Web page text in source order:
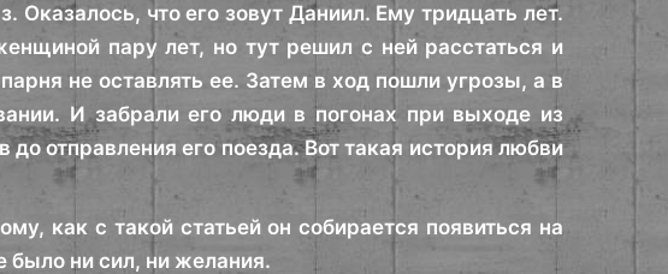
что его зовут Даниил. Ему тридцать лет.
пару лет, но тут решил с ней расстаться и
не оставлять ее. Затем в ход пошли угрозы, а в
И забрали его люди в погонах при выходе из
отправления его поезда. Вот такая история любви
как с такой статьей он собирается появиться на
было ни сил, ни желания.